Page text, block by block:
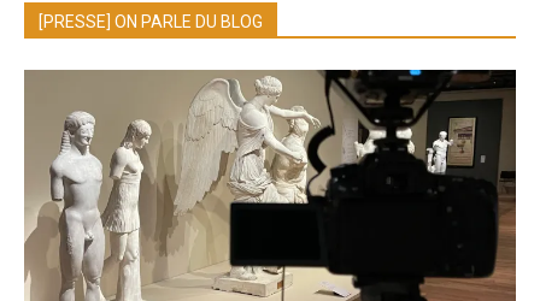
[PRESSE] ON PARLE DU BLOG